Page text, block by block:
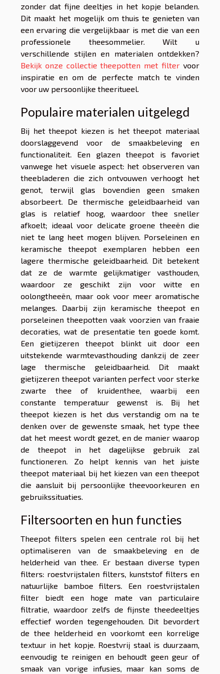
zonder dat fijne deeltjes in het kopje belanden.
Dit maakt het mogelijk om thuis te genieten van
een ervaring die vergelijkbaar is met die van een
professionele theesommelier. Wilt u
verschillende stijlen en materialen ontdekken?
Bekijk onze collectie theepotten met filter voor
inspiratie en om de perfecte match te vinden
voor uw persoonlijke theeritueel.
Populaire materialen uitgelegd
Bij het theepot kiezen is het theepot materiaal
doorslaggevend voor de smaakbeleving en
functionaliteit. Een glazen theepot is favoriet
vanwege het visuele aspect: het observeren van
theebladeren die zich ontvouwen verhoogt het
genot, terwijl glas bovendien geen smaken
absorbeert. De thermische geleidbaarheid van
glas is relatief hoog, waardoor thee sneller
afkoelt; ideaal voor delicate groene theeën die
niet te lang heet mogen blijven. Porseleinen en
keramische theepot exemplaren hebben een
lagere thermische geleidbaarheid. Dit betekent
dat ze de warmte gelijkmatiger vasthouden,
waardoor ze geschikt zijn voor witte en
oolongtheeën, maar ook voor meer aromatische
melanges. Daarbij zijn keramische theepot en
porseleinen theepotten vaak voorzien van fraaie
decoraties, wat de presentatie ten goede komt.
Een gietijzeren theepot blinkt uit door een
uitstekende warmtevasthouding dankzij de zeer
lage thermische geleidbaarheid. Dit maakt
gietijzeren theepot varianten perfect voor sterke
zwarte thee of kruidenthee, waarbij een
constante temperatuur gewenst is. Bij het
theepot kiezen is het dus verstandig om na te
denken over de gewenste smaak, het type thee
dat het meest wordt gezet, en de manier waarop
de theepot in het dagelijkse gebruik zal
functioneren. Zo helpt kennis van het juiste
theepot materiaal bij het kiezen van een theepot
die aansluit bij persoonlijke theevoorkeuren en
gebruikssituaties.
Filtersoorten en hun functies
Theepot filters spelen een centrale rol bij het
optimaliseren van de smaakbeleving en de
helderheid van thee. Er bestaan diverse typen
filters: roestvrijstalen filters, kunststof filters en
natuurlijke bamboe filters. Een roestvrijstalen
filter biedt een hoge mate van particulaire
filtratie, waardoor zelfs de fijnste theedeeltjes
effectief worden tegengehouden. Dit bevordert
de thee helderheid en voorkomt een korrelige
textuur in het kopje. Roestvrij staal is duurzaam,
eenvoudig te reinigen en behoudt geen geur of
smaak van vorige infusies, maar kan soms de